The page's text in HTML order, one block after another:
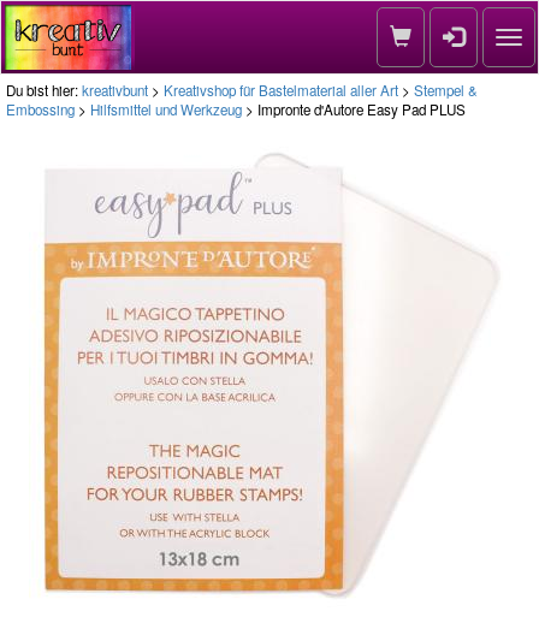
Du bist hier:kreativbunt > Kreativshop für Bastelmaterial aller Art > Stempel &
Embossing > Hilfsmittel und Werkzeug > Impronte d'Autore Easy Pad PLUS